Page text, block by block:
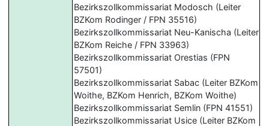
Bezirkszollkommissariat Modosch (Leiter
BZKom Rodinger / FPN 35516)
Bezirkszollkommissariat Neu-Kanischa (Leiter
BZKom Reiche / FPN 33963)
Bezirkszollkommissariat Orestias (FPN
57501)
Bezirkszollkommissariat Sabac (Leiter BZKom
Woithe, BZKom Henrich, BZKom Woithe)
Bezirkszollkommissariat Semlin (FPN 41551)
Bezirkszollkommissariat Usice (Leiter BZKom